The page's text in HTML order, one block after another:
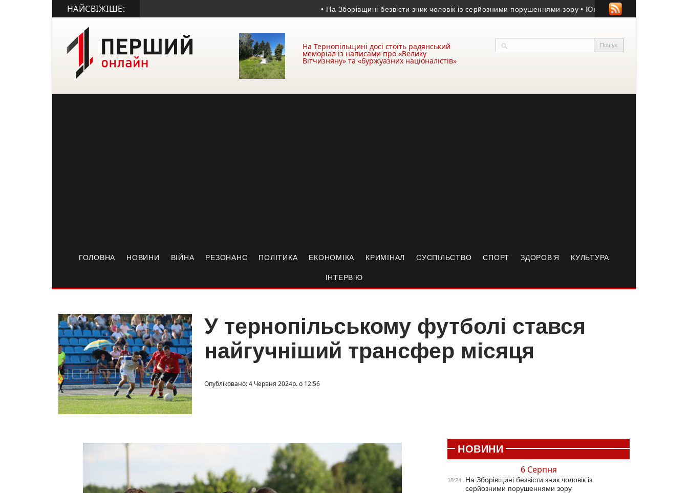
НАЙСВІЖІШЕ: • На Зборівщині безвісти зник чоловік із серйозними порушеннями зору • Юний волонтер із Заліщиків
На Тернопільщині досі стоїть радянський
меморіал із написами про «Велику
Вітчизняну» та «буржуазних націоналістів»
ГОЛОВНА НОВИНИ ВІЙНА РЕЗОНАНС ПОЛІТИКА ЕКОНОМІКА КРИМІНАЛ СУСПІЛЬСТВО СПОРТ ЗДОРОВ’Я КУЛЬТУРА
ІНТЕРВ’Ю
У тернопільському футболі стався
найгучніший трансфер місяця
Опубліковано: 4 Червня 2024р. о 12:56
НОВИНИ
6 Серпня
18:24
На Зборівщині безвісти зник чоловік із
серйозними порушеннями зору